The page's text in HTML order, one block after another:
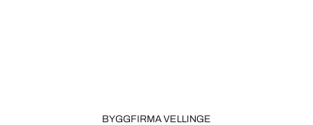
BYGGFIRMA VELLINGE